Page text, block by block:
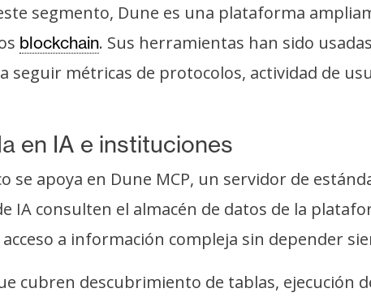
segmento, Dune es una plataforma
blockchain. Sus herramientas han sido
seguir métricas de protocolos, actividad de
en IA e instituciones
se apoya en Dune MCP, un servidor de
IA consulten el almacén de datos de la
a información compleja sin depender
cubren descubrimiento de tablas, ejecución